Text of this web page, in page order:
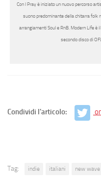
Con I Prayè iniziato un nuovo percorso
suono predominante della chitarra folk
arrangiamenti Soul e RnB. Modern Lifeè
secondo disco di
Condividi l'articolo:
Tag: indie italiani new wave